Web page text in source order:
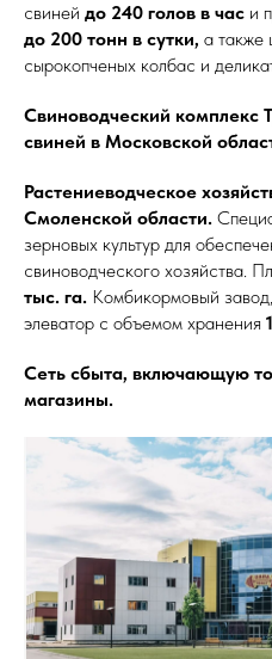
свиней до 240 голов в час и
до 200 тонн в сутки, а также
сырокопченых колбас и
Свиноводческий комплекс
свиней в Московской
Растениеводческое
Смоленской области.
зерновых культур для
свиноводческого хозяйства.
тыс. га. Комбикормовый
элеватор с объемом хранения
Cеть сбыта, включающую
магазины.